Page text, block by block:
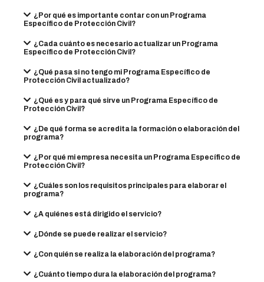
¿Por qué es importante contar con un Programa
Específico de Protección Civil?
¿Cada cuánto es necesario actualizar un Programa
Específico de Protección Civil?
¿Qué pasa si no tengo mi Programa Específico de
Protección Civil actualizado?
¿Qué es y para qué sirve un Programa Específico de
Protección Civil?
¿De qué forma se acredita la formación o elaboración del
programa?
¿Por qué mi empresa necesita un Programa Específico de
Protección Civil?
¿Cuáles son los requisitos principales para elaborar el
programa?
¿A quiénes está dirigido el servicio?
¿Dónde se puede realizar el servicio?
¿Con quién se realiza la elaboración del programa?
¿Cuánto tiempo dura la elaboración del programa?